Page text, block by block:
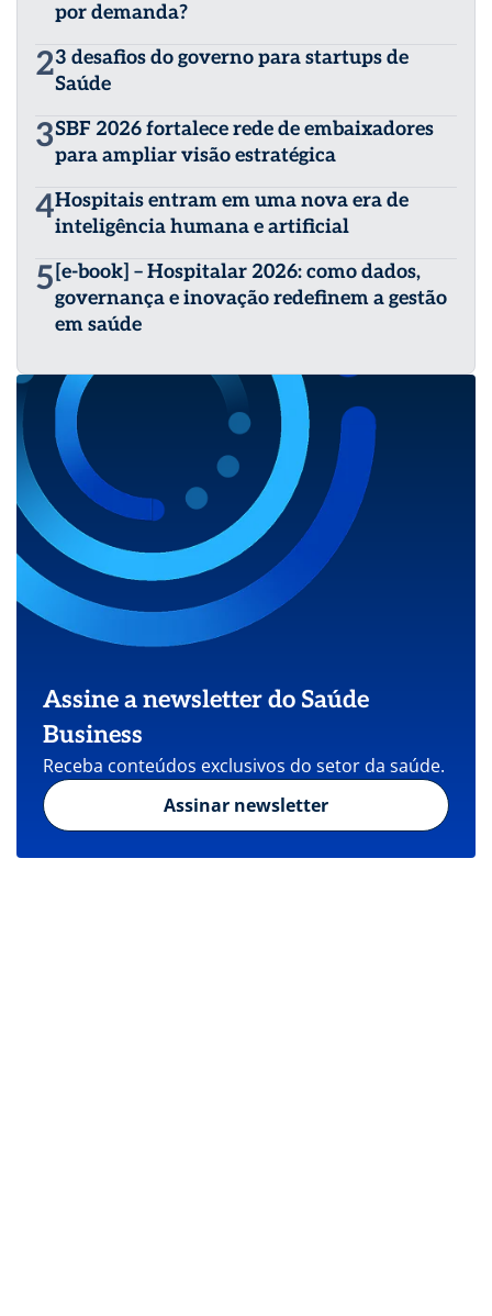
por demanda?
23 desafios do governo para startups de
Saúde
3SBF 2026 fortalece rede de embaixadores
para ampliar visão estratégica
4Hospitais entram em uma nova era de
inteligência humana e artificial
5 [e-book] – Hospitalar 2026: como dados,
governança e inovação redefinem a gestão
em saúde
Assine a newsletter do Saúde
Business
Receba conteúdos exclusivos do setor da saúde.
Assinar newsletter